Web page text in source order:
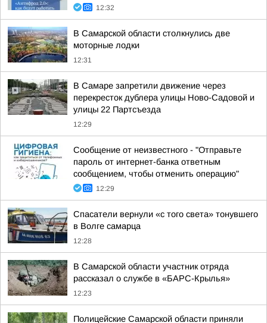
12:32
В Самарской области столкнулись две
моторные лодки
12:31
В Самаре запретили движение через
перекресток дублера улицы Ново-Садовой и
улицы 22 Партсъезда
12:29
Сообщение от неизвестного - "Отправьте
пароль от интернет-банка ответным
сообщением, чтобы отменить операцию"
12:29
Спасатели вернули «с того света» тонувшего
в Волге самарца
12:28
В Самарской области участник отряда
рассказал о службе в «БАРС-Крылья»
12:23
Полицейские Самарской области приняли